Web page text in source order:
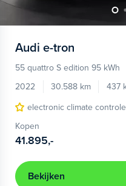
Audi e-tron
55 quattro S edition 95 kWh
2022
30.588 km 437
electronic climate controle
Kopen
41.895,-
Bekijken